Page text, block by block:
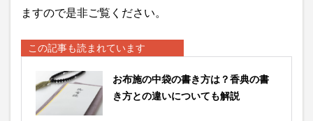
ますので是非ご覧ください。
この記事も読まれています
お布施の中袋の書き方は？香典の書
き方との違いについても解説